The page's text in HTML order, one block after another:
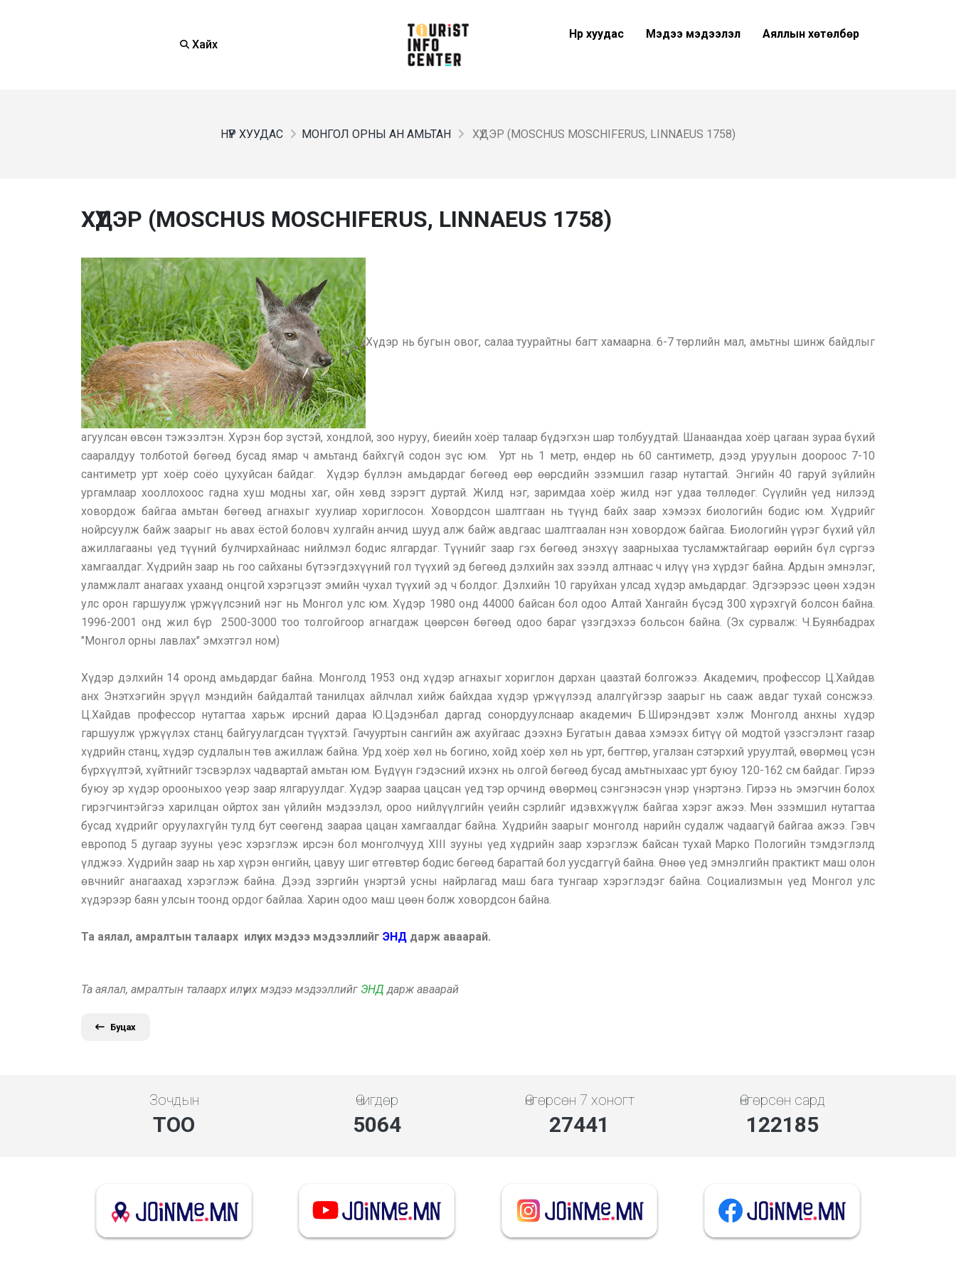
Хайх
Нүүр хуудас Мэдээ мэдээлэл Аяллын хөтөлбөр
НҮҮР ХУУДАС МОНГОЛ ОРНЫ АН АМЬТАН ХҮДЭР (MOSCHUS MOSCHIFERUS, LINNAEUS 1758)
ХҮДЭР (MOSCHUS MOSCHIFERUS, LINNAEUS 1758)
Хүдэр нь бугын овог, салаа туурайтны багт хамаарна. 6-7 төрлийн мал, амьтны шинж байдлыг
агуулсан өвсөн тэжээлтэн. Хүрэн бор зүстэй, хондлой, зоо нуруу, биеийн хоёр талаар бүдэгхэн шар толбуудтай. Шанаандаа хоёр цагаан зураа бүхий
сааралдуу толботой бөгөөд бусад ямар ч амьтанд байхгүй содон зүс юм. Урт нь 1 метр, өндөр нь 60 сантиметр, дээд уруулын доороос 7-10
сантиметр урт хоёр соёо цухуйсан байдаг. Хүдэр бүллэн амьдардаг бөгөөд өөр өөрсдийн эзэмшил газар нутагтай. Энгийн 40 гаруй зүйлийн
ургамлаар хооллохоос гадна хуш модны хаг, ойн хөвд зэрэгт дуртай. Жилд нэг, заримдаа хоёр жилд нэг удаа төллөдөг. Сүүлийн үед нилээд
ховордож байгаа амьтан бөгөөд агнахыг хуулиар хориглосон. Ховордсон шалтгаан нь түүнд байх заар хэмээх биологийн бодис юм. Хүдрийг
нойрсуулж байж заарыг нь авах ёстой боловч хулгайн анчид шууд алж байж авдгаас шалтгаалан нэн ховордож байгаа. Биологийн үүрэг бүхий үйл
ажиллагааны үед түүний булчирхайнаас нийлмэл бодис ялгардаг. Түүнийг заар гэх бөгөөд энэхүү заарныхаа тусламжтайгаар өөрийн бүл сүргээ
хамгаалдаг. Хүдрийн заар нь гоо сайханы бүтээгдэхүүний гол түүхий эд бөгөөд дэлхийн зах зээлд алтнаас ч илүү үнэ хүрдэг байна. Ардын эмнэлэг,
уламжлалт анагаах ухаанд онцгой хэрэгцээт эмийн чухал түүхий эд ч болдог. Дэлхийн 10 гаруйхан улсад хүдэр амьдардаг. Эдгээрээс цөөн хэдэн
улс орон гаршуулж үржүүлсэний нэг нь Монгол улс юм. Хүдэр 1980 онд 44000 байсан бол одоо Алтай Хангайн бүсэд 300 хүрэхгүй болсон байна.
1996-2001 онд жил бүр 2500-3000 тоо толгойгоор агнагдаж цөөрсөн бөгөөд одоо бараг үзэгдэхээ больсон байна. (Эх сурвалж: Ч.Буянбадрах
"Монгол орны лавлах" эмхэтгэл ном)
Хүдэр дэлхийн 14 оронд амьдардаг байна. Монголд 1953 онд хүдэр агнахыг хориглон дархан цаазтай болгожээ. Академич, профессор Ц.Хайдав
анх Энэтхэгийн эрүүл мэндийн байдалтай танилцах айлчлал хийж байхдаа хүдэр үржүүлээд алалгүйгээр заарыг нь сааж авдаг тухай сонсжээ.
Ц.Хайдав профессор нутагтаа харьж ирсний дараа Ю.Цэдэнбал даргад сонордуулснаар академич Б.Ширэндэвт хэлж Монголд анхны хүдэр
гаршуулж үржүүлэх станц байгуулагдсан түүхтэй. Гачууртын сангийн аж ахуйгаас дээхнэ Бугатын даваа хэмээх битүү ой модтой үзэсгэлэнт газар
хүдрийн станц, хүдэр судлалын төв ажиллаж байна. Урд хоёр хөл нь богино, хойд хоёр хөл нь урт, бөгтгөр, угалзан сэтэрхий уруултай, өвөрмөц үсэн
бүрхүүлтэй, хүйтнийг тэсвэрлэх чадвартай амьтан юм. Бүдүүн гэдэсний ихэнх нь олгой бөгөөд бусад амьтныхаас урт буюу 120-162 см байдаг. Гирээ
буюу эр хүдэр орооныхоо үеэр заар ялгаруулдаг. Хүдэр заараа цацсан үед тэр орчинд өвөрмөц сэнгэнэсэн үнэр үнэртэнэ. Гирээ нь эмэгчин болох
гирэгчинтэйгээ харилцан ойртох зан үйлийн мэдээлэл, ороо нийлүүлгийн үеийн сэрлийг идэвхжүүлж байгаа хэрэг ажээ. Мөн эзэмшил нутагтаа
бусад хүдрийг оруулахгүйн тулд бут сөөгөнд заараа цацан хамгаалдаг байна. Хүдрийн заарыг монголд нарийн судалж чадаагүй байгаа ажээ. Гэвч
европод 5 дугаар зууны үеэс хэрэглэж ирсэн бол монголчууд XIII зууны үед хүдрийн заар хэрэглэж байсан тухай Марко Пологийн тэмдэглэлд
үлджээ. Хүдрийн заар нь хар хүрэн өнгийн, цавуу шиг өтгөвтөр бодис бөгөөд барагтай бол уусдаггүй байна. Өнөө үед эмнэлгийн практикт маш олон
өвчнийг анагаахад хэрэглэж байна. Дээд зэргийн үнэртэй усны найрлагад маш бага тунгаар хэрэглэдэг байна. Социализмын үед Монгол улс
хүдэрээр баян улсын тоонд ордог байлаа. Харин одоо маш цөөн болж ховордсон байна.
Та аялал, амралтын талаарх илүү их мэдээ мэдээллийг ЭНД дарж аваарай.
Та аялал, амралтын талаарх илүү их мэдээ мэдээллийг ЭНД дарж аваарай
Буцах
Зочдын
ТОО
Өчигдөр
5648
Өнгөрсөн 7 хоногт
30608
Өнгөрсөн сард
136284